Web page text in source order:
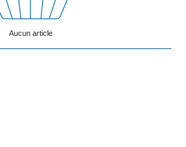
Aucun article